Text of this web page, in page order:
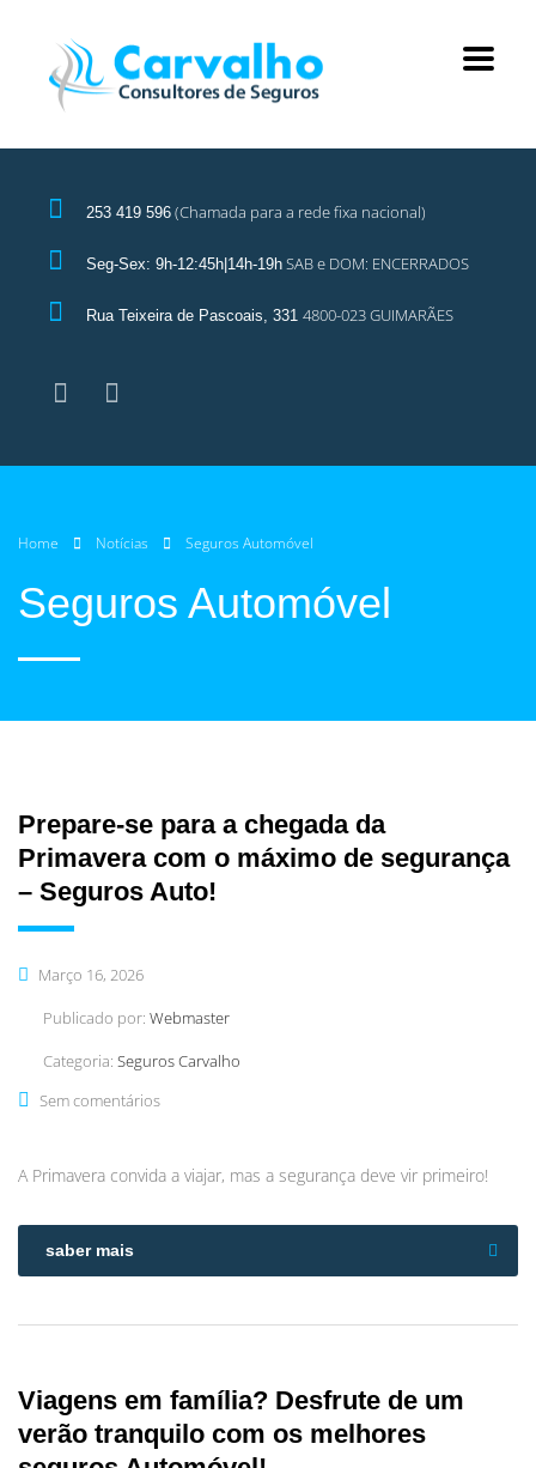
253 419 596 (Chamada para a rede fixa nacional)
Seg-Sex: 9h-12:45h|14h-19h SAB e DOM: ENCERRADOS
Rua Teixeira de Pascoais, 331 4800-023 GUIMARÃES
Home Notícias Seguros Automóvel
Seguros Automóvel
Prepare-se para a chegada da
Primavera com o máximo de segurança
– Seguros Auto!
Março 16, 2026
Publicado por: Webmaster
Categoria: Seguros Carvalho
Sem comentários
A Primavera convida a viajar, mas a segurança deve vir primeiro!
saber mais
Viagens em família? Desfrute de um
verão tranquilo com os melhores